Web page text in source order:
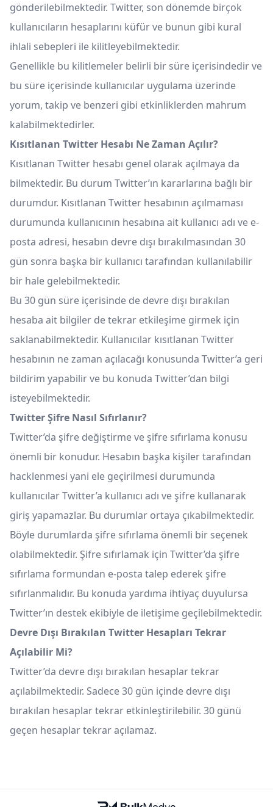
gönderilebilmektedir. Twitter, son dönemde birçok
kullanıcıların hesaplarını küfür ve bunun gibi kural
ihlali sebepleri ile kilitleyebilmektedir.
Genellikle bu kilitlemeler belirli bir süre içerisindedir ve
bu süre içerisinde kullanıcılar uygulama üzerinde
yorum, takip ve benzeri gibi etkinliklerden mahrum
kalabilmektedirler.
Kısıtlanan Twitter Hesabı Ne Zaman Açılır?
Kısıtlanan Twitter hesabı genel olarak açılmaya da
bilmektedir. Bu durum Twitter’ın kararlarına bağlı bir
durumdur. Kısıtlanan Twitter hesabının açılmaması
durumunda kullanıcının hesabına ait kullanıcı adı ve e-
posta adresi, hesabın devre dışı bırakılmasından 30
gün sonra başka bir kullanıcı tarafından kullanılabilir
bir hale gelebilmektedir.
Bu 30 gün süre içerisinde de devre dışı bırakılan
hesaba ait bilgiler de tekrar etkileşime girmek için
saklanabilmektedir. Kullanıcılar kısıtlanan Twitter
hesabının ne zaman açılacağı konusunda Twitter’a geri
bildirim yapabilir ve bu konuda Twitter’dan bilgi
isteyebilmektedir.
Twitter Şifre Nasıl Sıfırlanır?
Twitter’da şifre değiştirme ve şifre sıfırlama konusu
önemli bir konudur. Hesabın başka kişiler tarafından
hacklenmesi yani ele geçirilmesi durumunda
kullanıcılar Twitter’a kullanıcı adı ve şifre kullanarak
giriş yapamazlar. Bu durumlar ortaya çıkabilmektedir.
Böyle durumlarda şifre sıfırlama önemli bir seçenek
olabilmektedir. Şifre sıfırlamak için Twitter’da şifre
sıfırlama formundan e-posta talep ederek şifre
sıfırlanmalıdır. Bu konuda yardıma ihtiyaç duyulursa
Twitter’ın destek ekibiyle de iletişime geçilebilmektedir.
Devre Dışı Bırakılan Twitter Hesapları Tekrar
Açılabilir Mi?
Twitter’da devre dışı bırakılan hesaplar tekrar
açılabilmektedir. Sadece 30 gün içinde devre dışı
bırakılan hesaplar tekrar etkinleştirilebilir. 30 günü
geçen hesaplar tekrar açılamaz.